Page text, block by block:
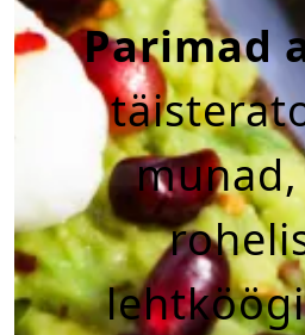
Parimad